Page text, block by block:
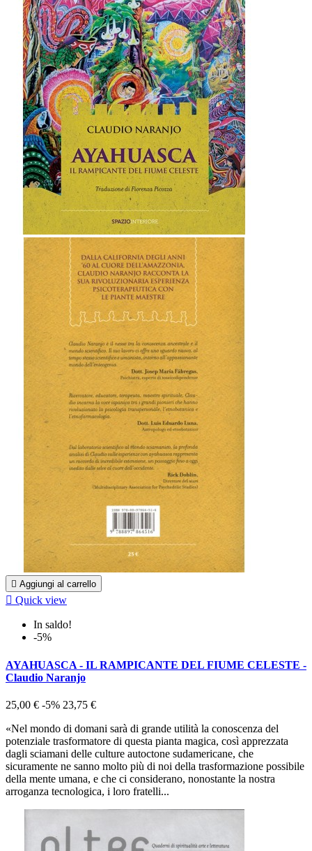
 Aggiungi al carrello
 Quick view
In saldo!
-5%
AYAHUASCA - IL RAMPICANTE DEL FIUME CELESTE -
Claudio Naranjo
25,00 € -5% 23,75 €
«Nel mondo di domani sarà di grande utilità la conoscenza del
potenziale trasformatore di questa pianta magica, così apprezzata
dagli sciamani delle culture autoctone sudamericane, che
sicuramente ne sanno molto più di noi della trasformazione possibile
della mente umana, e che ci considerano, nonostante la nostra
arroganza tecnologica, i loro fratelli...